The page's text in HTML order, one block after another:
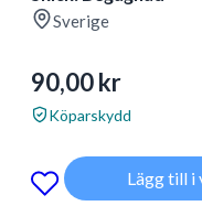
Sverige
90,00kr
Köparskydd
Lägg till i